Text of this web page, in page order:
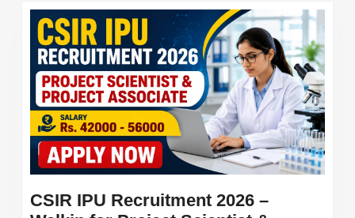
CSIR IPU Recruitment 2026 –